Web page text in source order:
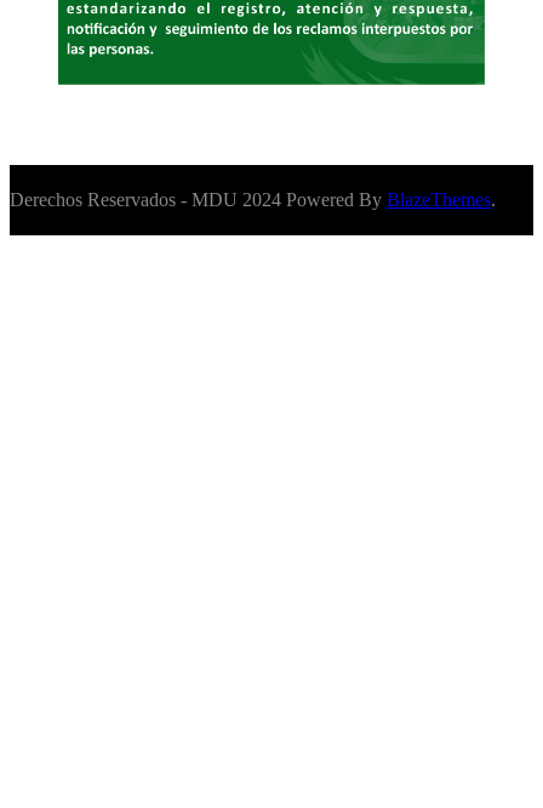
Derechos Reservados - MDU 2024 Powered By BlazeThemes.